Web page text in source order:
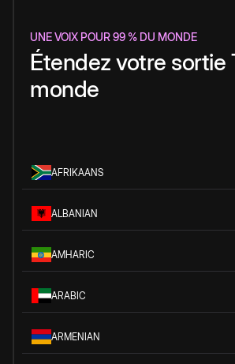
UNE VOIX POUR 99 % DU MONDE
Étendez votre sortie
monde
AFRIKAANS
ALBANIAN
AMHARIC
ARABIC
ARMENIAN